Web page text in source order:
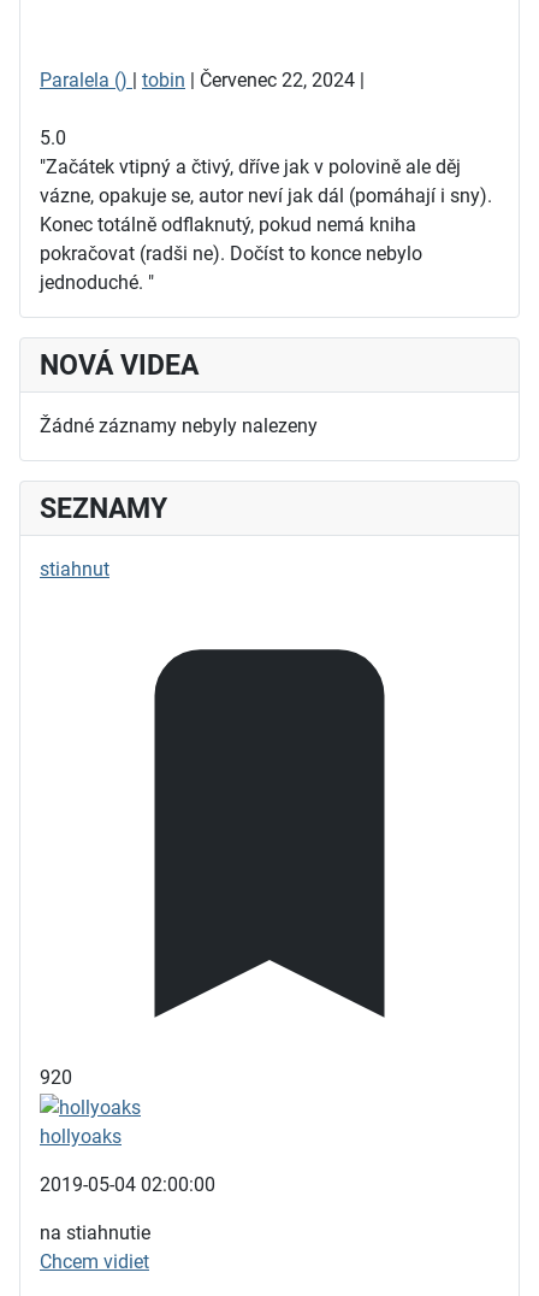
Paralela () tobin | Červenec 22, 2024 |
5.0
"Začátek vtipný a čtivý, dříve jak v polovině ale děj
vázne, opakuje se, autor neví jak dál (pomáhají i sny).
Konec totálně odflaknutý, pokud nemá kniha
pokračovat (radši ne). Dočíst to konce nebylo
jednoduché. "
NOVÁ VIDEA
Žádné záznamy nebyly nalezeny
SEZNAMY
stiahnut
920
hollyoaks
2019-05-04 02:00:00
na stiahnutie
Chcem vidiet